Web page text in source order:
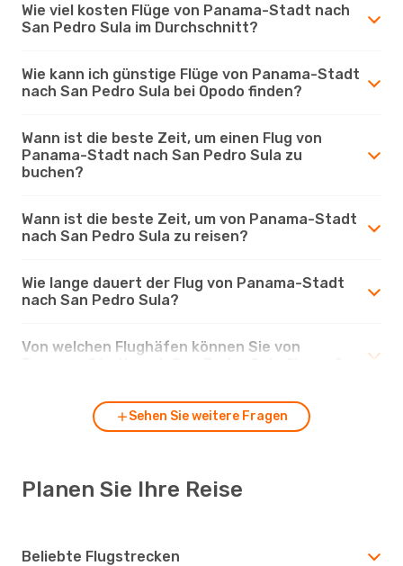
Wie viel kosten Flüge von Panama-Stadt nach
San Pedro Sula im Durchschnitt?
Wie kann ich günstige Flüge von Panama-Stadt
nach San Pedro Sula bei Opodo finden?
Wann ist die beste Zeit, um einen Flug von
Panama-Stadt nach San Pedro Sula zu
buchen?
Wann ist die beste Zeit, um von Panama-Stadt
nach San Pedro Sula zu reisen?
Wie lange dauert der Flug von Panama-Stadt
nach San Pedro Sula?
Von welchen Flughäfen können Sie von
Sehen Sie weitere Fragen
Planen Sie Ihre Reise
Beliebte Flugstrecken